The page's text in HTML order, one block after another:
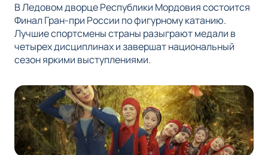
В Ледовом дворце Республики Мордовия состоится
Финал Гран-при России по фигурному катанию.
Лучшие спортсмены страны разыграют медали в
четырех дисциплинах и завершат национальный
сезон яркими выступлениями.